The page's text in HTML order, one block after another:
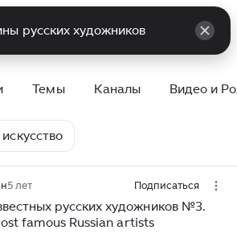
Темы Каналы Видео и
5 лет Подписаться
русских художников №3.
famous Russian artists